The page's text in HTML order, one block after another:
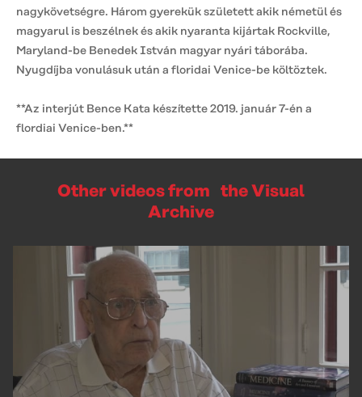
nagykövetségre. Három gyerekük született akik németül és
magyarul is beszélnek és akik nyaranta kijártak Rockville,
Maryland-be Benedek István magyar nyári táborába.
Nyugdíjba vonulásuk után a floridai Venice-be költöztek.
**Az interjút Bence Kata készítette 2019. január 7-én a
flordiai Venice-ben.**
Other videos from the Visual
Archive